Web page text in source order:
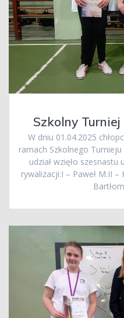
Szkolny
W dniu 01.04.2025
ramach Szkolnego
udział wzięło szesnastu
rywalizacji:I – Paweł M.II